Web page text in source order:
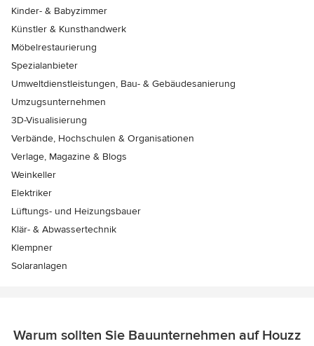
Kinder- & Babyzimmer
Künstler & Kunsthandwerk
Möbelrestaurierung
Spezialanbieter
Umweltdienstleistungen, Bau- & Gebäudesanierung
Umzugsunternehmen
3D-Visualisierung
Verbände, Hochschulen & Organisationen
Verlage, Magazine & Blogs
Weinkeller
Elektriker
Lüftungs- und Heizungsbauer
Klär- & Abwassertechnik
Klempner
Solaranlagen
Warum sollten Sie Bauunternehmen auf Houzz